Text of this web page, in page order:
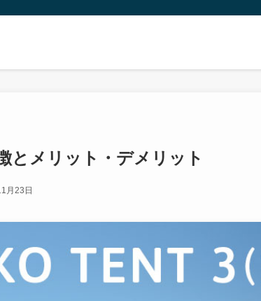
とメリット・デメリット
月23日